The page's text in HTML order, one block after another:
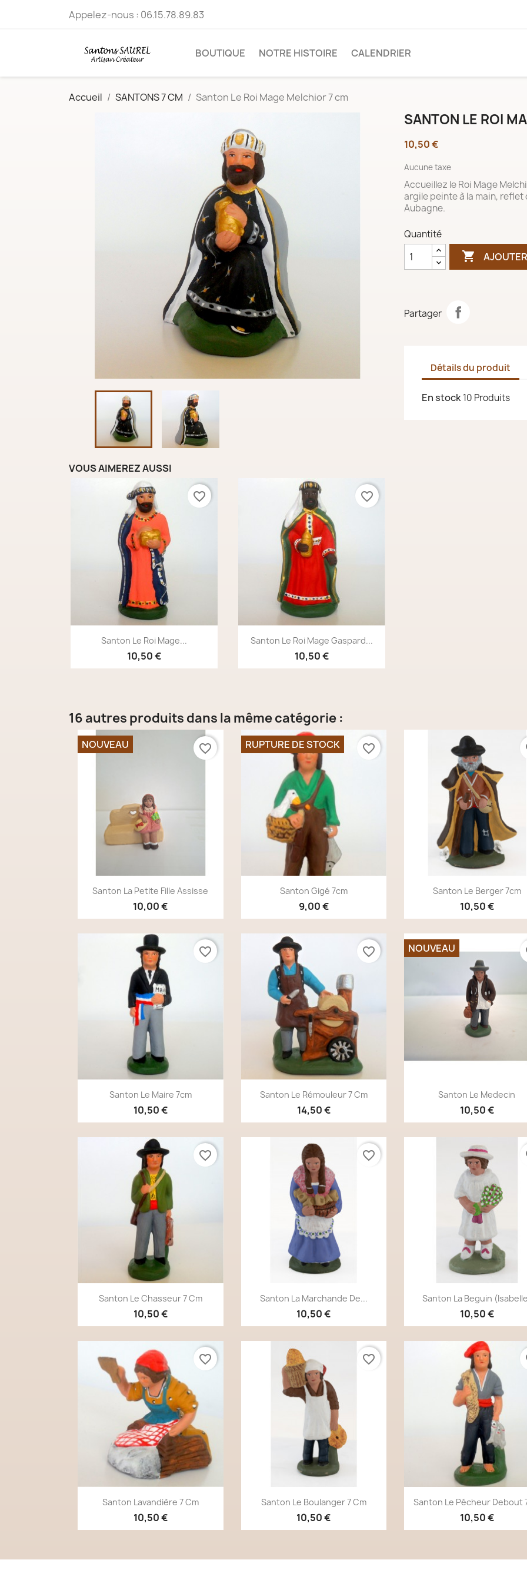
Appelez-nous : 06.15.78.89.83
BOUTIQUE NOTRE HISTOIRE CALENDRIER
Accueil SANTONS 7 CM Santon Le Roi Mage Melchior 7 cm
SANTON LE ROI
10,50 €
Aucune taxe
Accueillez le Roi Mage
argile peinte à la main, reflet
Aubagne.
Quantité

Partager
Détails du produit
En stock10 Produits
VOUS AIMEREZ AUSSI
Aperçu rapide
Santon Le Roi Mage...
10,50 €
favorite_border
Aperçu rapide
Santon Le Roi Mage Gaspard...
10,50 €
favorite_border
16 autres produits dans la même catégorie :
Aperçu rapide
Santon La Petite Fille Assisse
10,00 €
NOUVEAU favorite_border
Aperçu rapide
Santon Gigé 7cm
9,00 €
RUPTURE DE STOCK favorite_border
Aperçu rapide
Santon Le Berger 7cm
10,50 €
Aperçu rapide
Santon Le Maire 7cm
10,50 €
favorite_border
Aperçu rapide
Santon Le Rémouleur 7 Cm
14,50 €
favorite_border
Aperçu rapide
Santon Le Medecin
10,50 €
NOUVEAU
Aperçu rapide
Santon Le Chasseur 7 Cm
10,50 €
favorite_border
Aperçu rapide
Santon La Marchande De...
10,50 €
favorite_border
Aperçu rapide
Santon La Beguin
10,50 €
Aperçu rapide
Santon Lavandière 7 Cm
10,50 €
favorite_border
Aperçu rapide
Santon Le Boulanger 7 Cm
10,50 €
favorite_border
Aperçu rapide
Santon Le Pécheur Debout
10,50 €